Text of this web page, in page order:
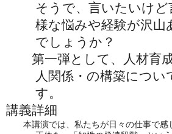
そうで、言いたいけ
様な悩みや経験が沢山
でしょうか？
第一弾として、人材育
人関係・の構築につい
す。
講義詳細
本講演では、私たちが日々の仕事で感